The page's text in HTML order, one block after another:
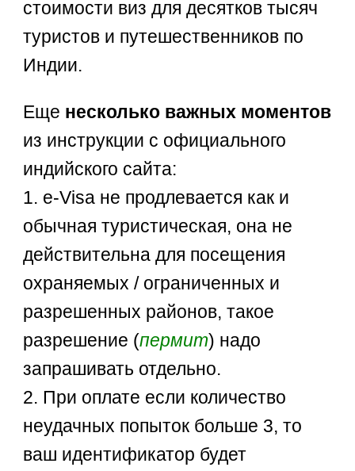
стоимости виз для десятков тысяч
туристов и путешественников по
Индии.
Еще несколько важных моментов
из инструкции с официального
индийского сайта:
1. e-Visa не продлевается как и
обычная туристическая, она не
действительна для посещения
охраняемых / ограниченных и
разрешенных районов, такое
разрешение (пермит) надо
запрашивать отдельно.
2. При оплате если количество
неудачных попыток больше 3, то
ваш идентификатор будет